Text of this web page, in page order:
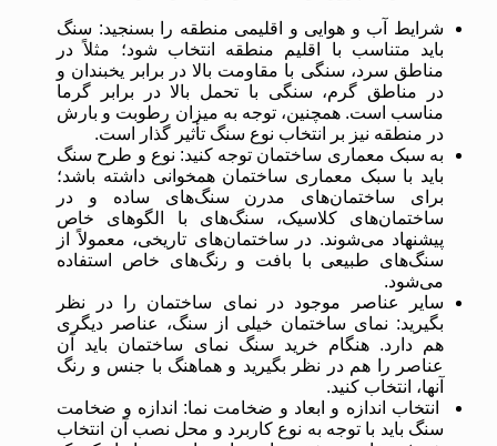
شرایط آب و هوایی و اقلیمی منطقه را بسنجید: سنگ
باید متناسب با اقلیم منطقه انتخاب شود؛ مثلاً در
مناطق سرد، سنگی با مقاومت بالا در برابر یخبندان و
در مناطق گرم، سنگی با تحمل بالا در برابر گرما
مناسب است. همچنین، توجه به میزان رطوبت و بارش
در منطقه نیز بر انتخاب نوع سنگ تأثیر گذار است.
به سبک معماری ساختمان توجه کنید: نوع و طرح سنگ
باید با سبک معماری ساختمان همخوانی داشته باشد؛
برای ساختمان‌های مدرن سنگ‌های ساده و در
ساختمان‌های کلاسیک، سنگ‌های با الگوهای خاص
پیشنهاد می‌شوند. در ساختمان‌های تاریخی، معمولاً از
سنگ‌های طبیعی با بافت و رنگ‌های خاص استفاده
می‌شود.
سایر عناصر موجود در نمای ساختمان را در نظر
بگیرید: نمای ساختمان خیلی از سنگ، عناصر دیگری
هم دارد. هنگام خرید سنگ نمای ساختمان باید آن
عناصر را هم در نظر بگیرید و هماهنگ با جنس و رنگ
آنها، انتخاب کنید.
انتخاب اندازه و ابعاد و ضخامت نما: اندازه و ضخامت
سنگ باید با توجه به نوع کاربرد و محل نصب آن انتخاب